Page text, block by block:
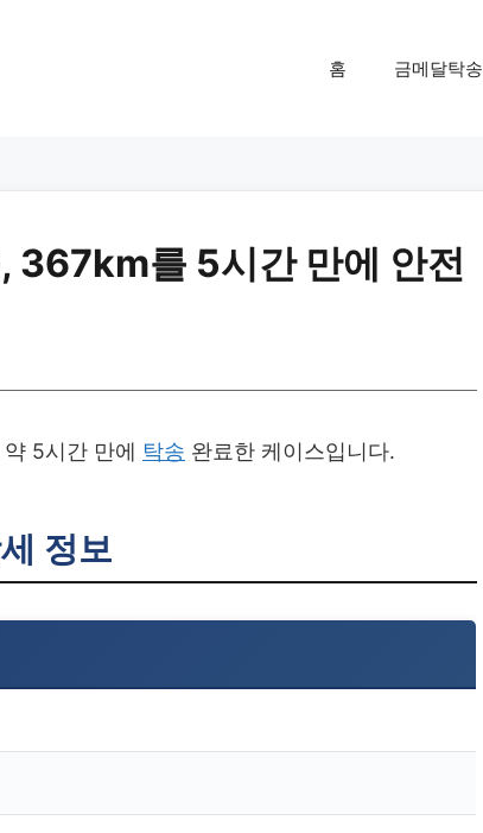
홈 금메달탁송
367km를 5시간 만에 안전
5시간 만에 탁송 완료한 케이스입니다.
정보